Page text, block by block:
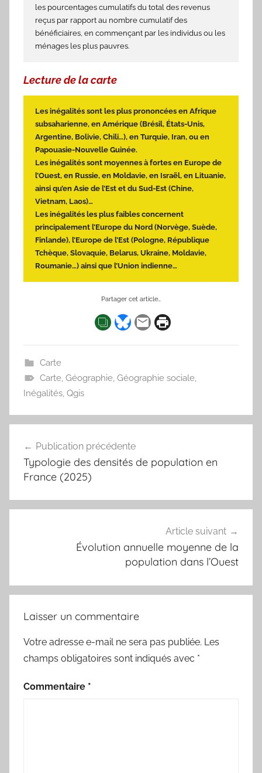
les pourcentages cumulatifs du total des revenus
reçus par rapport au nombre cumulatif des
bénéficiaires, en commençant par les individus ou les
ménages les plus pauvres.
Lecture de la carte
Les inégalités sont les plus prononcées en Afrique
subsaharienne, en Amérique (Brésil, États-Unis,
Argentine, Bolivie, Chili…), en Turquie, Iran, ou en
Papouasie-Nouvelle Guinée.
Les inégalités sont moyennes à fortes en Europe de
l’Ouest, en Russie, en Moldavie, en Israël, en Lituanie,
ainsi qu’en Asie de l’Est et du Sud-Est (Chine,
Vietnam, Laos)…
Les inégalités les plus faibles concernent
principalement l’Europe du Nord (Norvège, Suède,
Finlande), l’Europe de l’Est (Pologne, République
Tchèque, Slovaquie, Belarus, Ukraine, Moldavie,
Roumanie…) ainsi que l’Union indienne…
Partager cet article…
Carte
Carte, Géographie, Géographie sociale,
Inégalités, Qgis
de
l’article
Publication précédente
Typologie des densités de population en
France (2025)
Article suivant
Évolution annuelle moyenne de la
population dans l’Ouest
Laisser un commentaire
Votre adresse e-mail ne sera pas publiée. Les
champs obligatoires sont indiqués avec *
Commentaire *